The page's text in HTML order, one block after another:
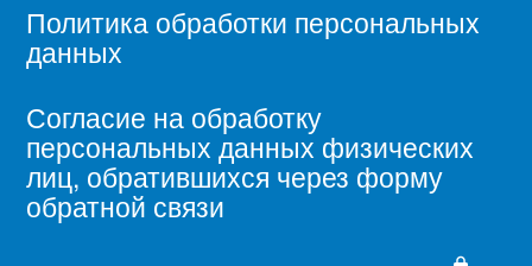
Политика обработки персональных
данных
Согласие на обработку
персональных данных физических
лиц, обратившихся через форму
обратной связи